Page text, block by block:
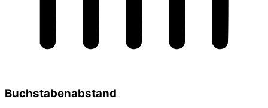
Buchstabenabstand